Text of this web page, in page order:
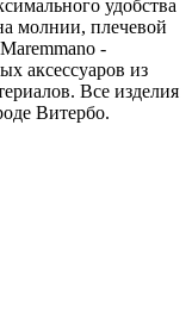
удобства
молнии, плечевой
-
аксессуаров из
Все изделия
Витербо.